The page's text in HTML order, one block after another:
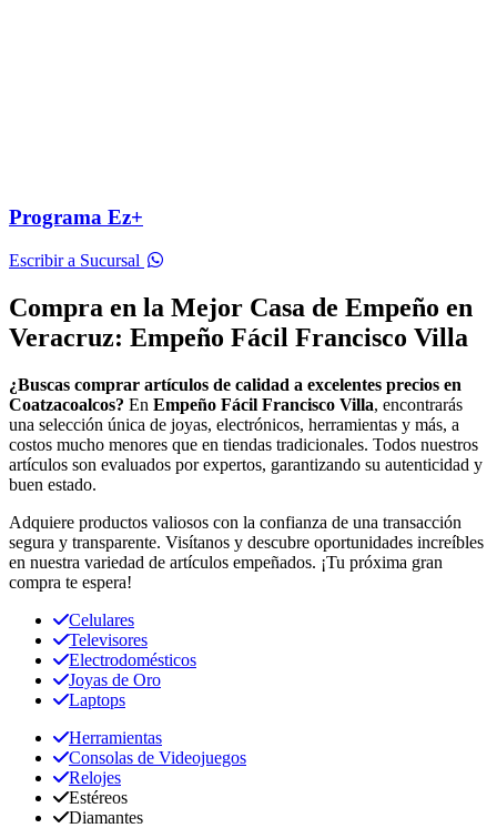
Programa Ez+
Escribir a Sucursal
Compra en la Mejor Casa de Empeño en
Veracruz: Empeño Fácil Francisco Villa
¿Buscas comprar artículos de calidad a excelentes precios en
Coatzacoalcos? En Empeño Fácil Francisco Villa, encontrarás
una selección única de joyas, electrónicos, herramientas y más, a
costos mucho menores que en tiendas tradicionales. Todos nuestros
artículos son evaluados por expertos, garantizando su autenticidad y
buen estado.
Adquiere productos valiosos con la confianza de una transacción
segura y transparente. Visítanos y descubre oportunidades increíbles
en nuestra variedad de artículos empeñados. ¡Tu próxima gran
compra te espera!
Celulares
Televisores
Electrodomésticos
Joyas de Oro
Laptops
Herramientas
Consolas de Videojuegos
Relojes
Estéreos
Diamantes